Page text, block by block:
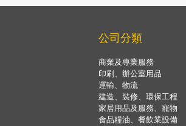
公司分類
商業及專業服務
印刷、辦公室用品
運輸、物流
建造、裝修、環保工程
家居用品及服務、寵物
食品糧油、餐飲業設備